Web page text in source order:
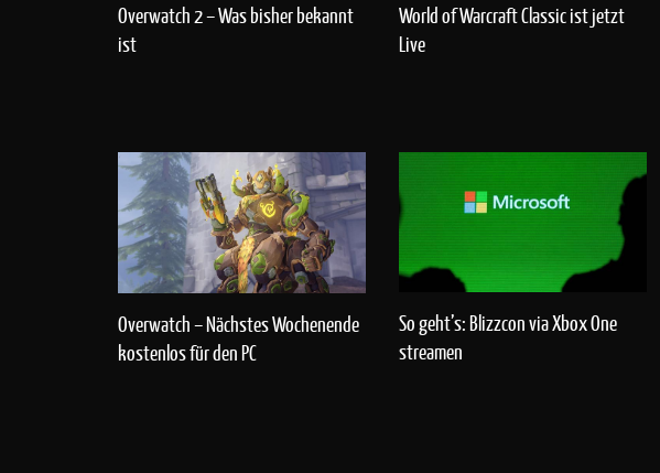
Overwatch 2 – Was bisher bekannt
ist
World of Warcraft Classic ist jetzt
Live
Overwatch – Nächstes Wochenende
kostenlos für den PC
So geht’s: Blizzcon via Xbox One
streamen